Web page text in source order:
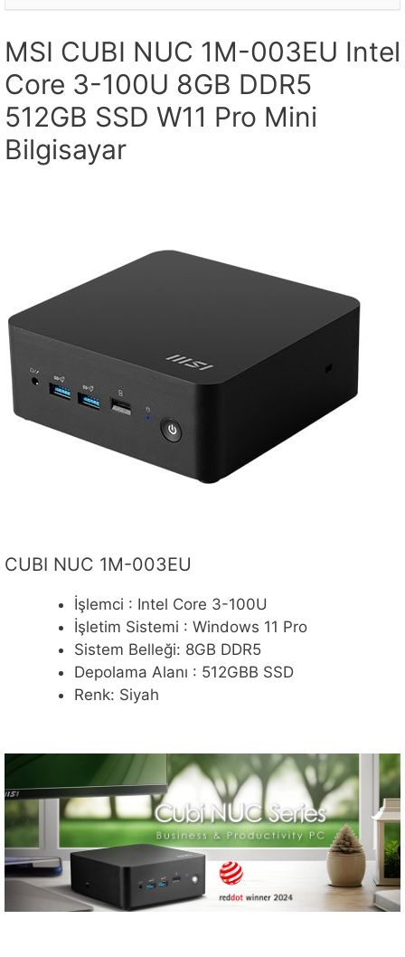
MSI CUBI NUC 1M-003EU Intel
Core 3-100U 8GB DDR5
512GB SSD W11 Pro Mini
Bilgisayar
CUBI NUC 1M-003EU
İşlemci : Intel Core 3-100U
İşletim Sistemi : Windows 11 Pro
Sistem Belleği: 8GB DDR5
Depolama Alanı : 512GBB SSD
Renk: Siyah